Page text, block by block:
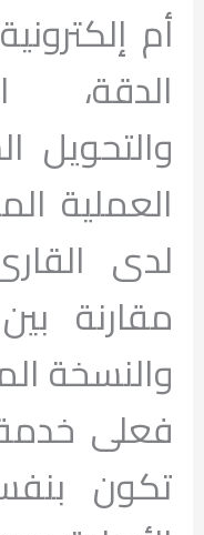
أم
الدقة،
والتحويل
العملية
لدى
مقارنة
والنسخة
فعلى
تكون